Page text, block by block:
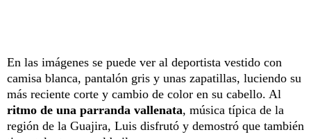
En las imágenes se puede ver al deportista vestido con
camisa blanca, pantalón gris y unas zapatillas, luciendo su
más reciente corte y cambio de color en su cabello. Al
ritmo de una parranda vallenata, música típica de la
región de la Guajira, Luis disfrutó y demostró que también